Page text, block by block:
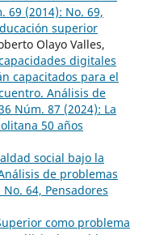
69 (2014): No. 69,
superior
Olayo Valles,
digitales
capacitados para el
Análisis de
Núm. 87 (2024): La
50 años
social bajo la
de problemas
64, Pensadores
como problema